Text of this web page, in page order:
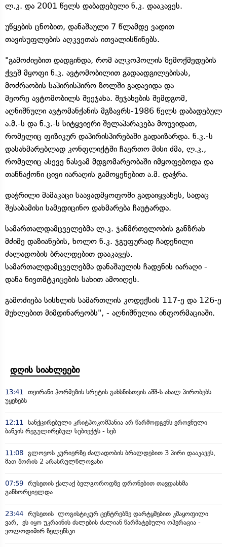
ლ.კ. და 2001 წელს დაბადებული ნ.კ. დააკავეს.
უწყების ცნობით, დანაშაული 7 წლამდე ვადით
თავისუფლების აღკვეთას ითვალისწინებს.
"გამოძიებით დადგინდა, რომ ალკოჰოლის ზემოქმედების
ქვეშ მყოფი ნ.კ. ავტომობილით გადაადგილებისას,
მოძრაობის საპირისპირო ზოლში გადავიდა და
მეორე ავტომობილს შეეჯახა. შეჯახების შემდგომ,
აღნიშნული ავტომანქანის მგზავრს-1986 წელს დაბადებულ
ა.მ.-ს და ნ.კ.-ს სიტყვიერი შელაპარაკება მოუვიდათ,
რომელიც ფიზიკურ დაპირისპირებაში გადაიზარდა. ნ.კ.-ს
დასახმარებლად კონფლიქტში ჩაერთო მისი ძმა, ლ.კ.,
რომელიც ასევე ნასვამ მდგომარეობაში იმყოფებოდა და
თანნაქონი ცივი იარაღის გამოყენებით ა.მ. დაჭრა.
დაჭრილი მამაკაცი საავადმყოფოში გადაიყვანეს, სადაც
შესაბამისი სამედიცინო დახმარება ჩაუტარდა.
სამართალდამცველებმა ლ.კ. ჯანმრთელობის განზრახ
მძიმე დაზიანების, ხოლო ნ.კ. ჯგუფურად ჩადენილი
ძალადობის ბრალდებით დააკავეს.
სამართალდამცველებმა დანაშაულის ჩადენის იარაღი -
დანა ნივთმტკიცების სახით ამოიღეს.
გამოძიება სისხლის სამართლის კოდექსის 117-ე და 126-ე
მუხლებით მიმდინარეობს", - აღნიშნულია ინფორმაციაში.
დღის სიახლეები
13:41 თეირანი ჰორმუზის სრუტის გახსნისთვის აშშ-ს ახალ პირობებს
უყენებს
12:11 სანქცირებული კრიტპოკომპანია არ წარმოდგენს ეროვნული
ბანკის რეგულირებულ სუბიექტს - სებ
11:08 გლოვოს კურიერზე ძალადობის ბრალდებით 3 პირი დააკავეს,
მათ შორის 2 არასრულწლოვანი
07:59 რუსეთის ქალაქ ბელგოროდზე დრონებით თავდასხმა
განხორციელდა
23:44 რუსეთის ლოგისტიკურ ცენტრებზე დარტყმებით კმაყოფილი
ვარ, ეს იყო უკრაინის ძალების ძალიან წარმატებული ოპერაცია -
ვოლოდიმირ ზელენსკი